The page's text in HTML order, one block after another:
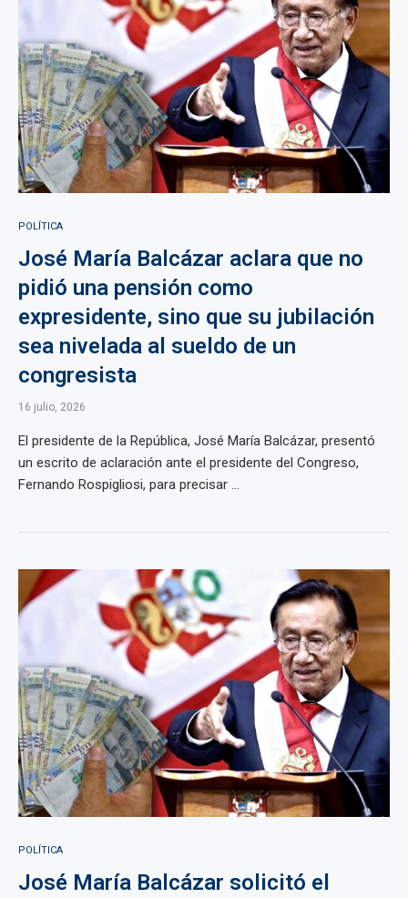
POLÍTICA
José María Balcázar aclara que no
pidió una pensión como
expresidente, sino que su jubilación
sea nivelada al sueldo de un
congresista
16 julio, 2026
El presidente de la República, José María Balcázar, presentó
un escrito de aclaración ante el presidente del Congreso,
Fernando Rospigliosi, para precisar ...
POLÍTICA
José María Balcázar solicitó el